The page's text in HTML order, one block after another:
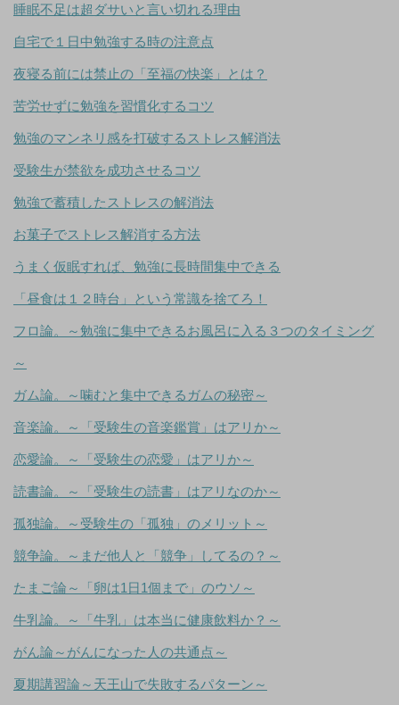
睡眠不足は超ダサいと言い切れる理由
自宅で１日中勉強する時の注意点
夜寝る前には禁止の「至福の快楽」とは？
苦労せずに勉強を習慣化するコツ
勉強のマンネリ感を打破するストレス解消法
受験生が禁欲を成功させるコツ
勉強で蓄積したストレスの解消法
お菓子でストレス解消する方法
うまく仮眠すれば、勉強に長時間集中できる
「昼食は１２時台」という常識を捨てろ！
フロ論。～勉強に集中できるお風呂に入る３つのタイミング
～
ガム論。～噛むと集中できるガムの秘密～
音楽論。～「受験生の音楽鑑賞」はアリか～
恋愛論。～「受験生の恋愛」はアリか～
読書論。～「受験生の読書」はアリなのか～
孤独論。～受験生の「孤独」のメリット～
競争論。～まだ他人と「競争」してるの？～
たまご論～「卵は1日1個まで」のウソ～
牛乳論。～「牛乳」は本当に健康飲料か？～
がん論～がんになった人の共通点～
夏期講習論～天王山で失敗するパターン～